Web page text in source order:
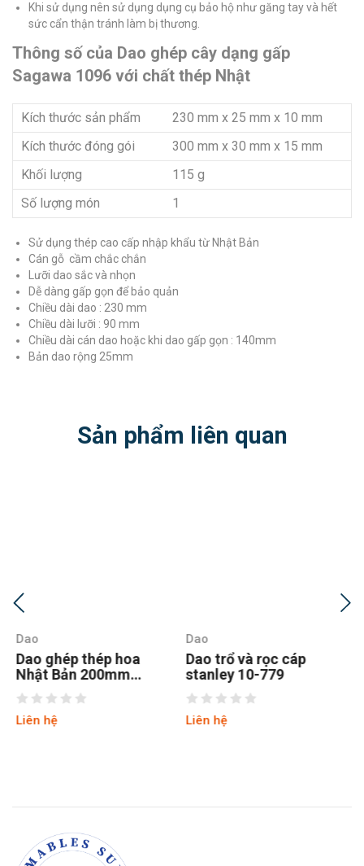
Khi sử dụng nên sử dụng dụng cụ bảo hộ như găng tay và hết
sức cẩn thận tránh làm bị thương.
Thông số của Dao ghép cây dạng gấp
Sagawa 1096 với chất thép Nhật
Kích thước sản phẩm
230 mm x 25 mm x 10 mm
Kích thước đóng gói
300 mm x 30 mm x 15 mm
Khối lượng
115 g
Số lượng món
1
Sử dụng thép cao cấp nhập khẩu từ Nhật Bản
Cán gỗ cầm chắc chắn
Lưỡi dao sắc và nhọn
Dễ dàng gấp gọn để bảo quản
Chiều dài dao : 230 mm
Chiều dài lưỡi : 90 mm
Chiều dài cán dao hoặc khi dao gấp gọn : 140mm
Bản dao rộng 25mm
Sản phẩm liên quan
Dao
Dao trổ và rọc cáp
stanley 10-779
Liên hệ
Dao
Dao trổ và rọc caps
stanley 10-099
Liên hệ